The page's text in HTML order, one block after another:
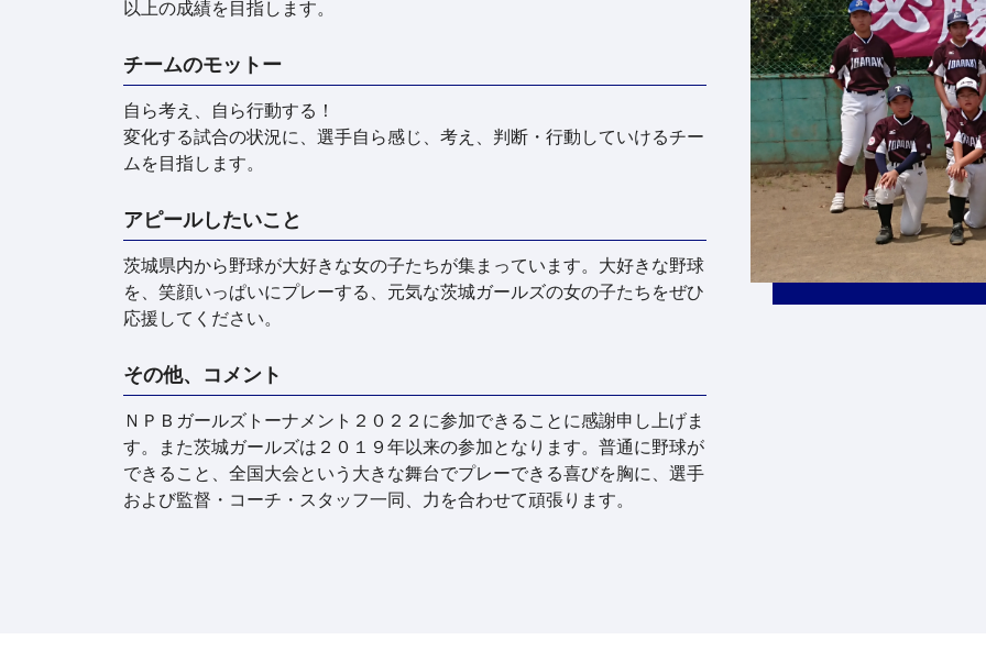
以上の成績を目指します。
チームのモットー
自ら考え、自ら行動する！
変化する試合の状況に、選手自ら感じ、考え、判断・行動していけるチー
ムを目指します。
アピールしたいこと
茨城県内から野球が大好きな女の子たちが集まっています。大好きな野球
を、笑顔いっぱいにプレーする、元気な茨城ガールズの女の子たちをぜひ
応援してください。
その他、コメント
ＮＰＢガールズトーナメント２０２２に参加できることに感謝申し上げま
す。また茨城ガールズは２０１９年以来の参加となります。普通に野球が
できること、全国大会という大きな舞台でプレーできる喜びを胸に、選手
および監督・コーチ・スタッフ一同、力を合わせて頑張ります。